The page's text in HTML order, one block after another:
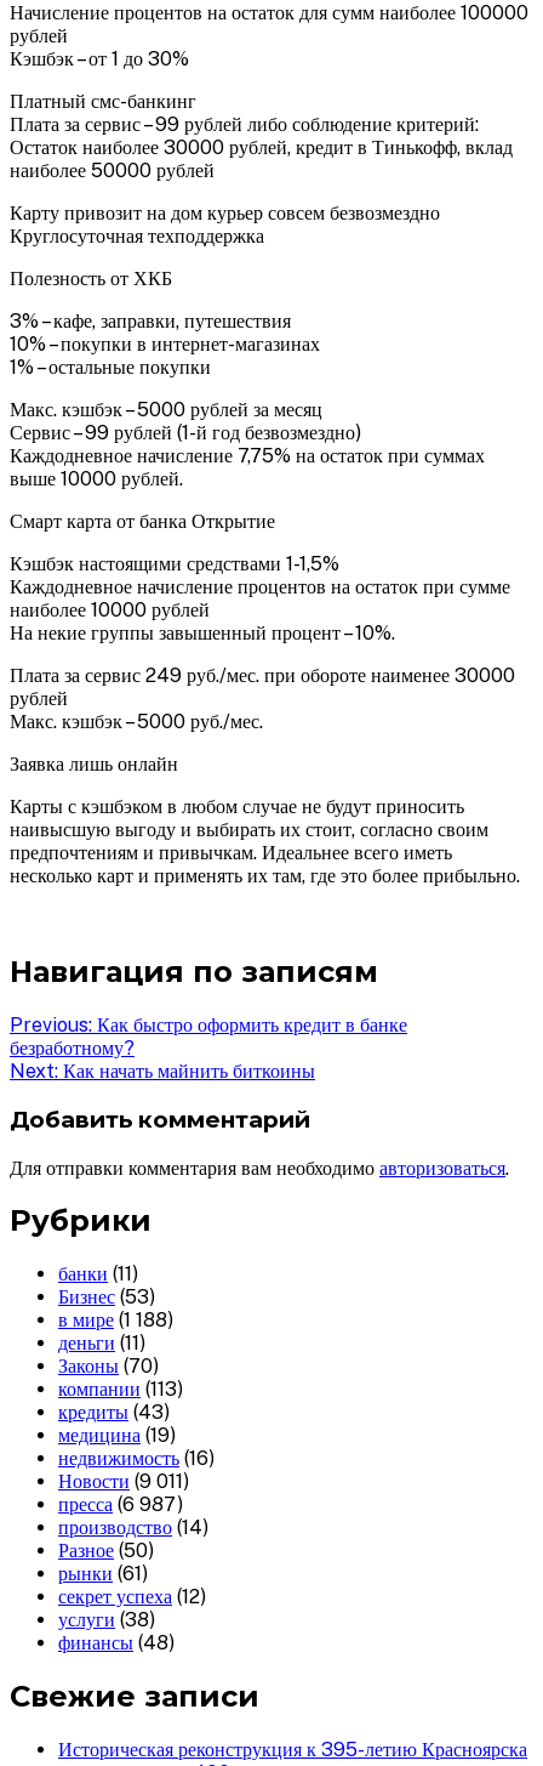
Начисление процентов на остаток для сумм наиболее 100000
рублей
Кэшбэк – от 1 до 30%
Платный смс-банкинг
Плата за сервис – 99 рублей либо соблюдение критерий:
Остаток наиболее 30000 рублей, кредит в Тинькофф, вклад
наиболее 50000 рублей
Карту привозит на дом курьер совсем безвозмездно
Круглосуточная техподдержка
Полезность от ХКБ
3% – кафе, заправки, путешествия
10% – покупки в интернет-магазинах
1% – остальные покупки
Макс. кэшбэк – 5000 рублей за месяц
Сервис – 99 рублей (1-й год безвозмездно)
Каждодневное начисление 7,75% на остаток при суммах
выше 10000 рублей.
Смарт карта от банка Открытие
Кэшбэк настоящими средствами 1-1,5%
Каждодневное начисление процентов на остаток при сумме
наиболее 10000 рублей
На некие группы завышенный процент – 10%.
Плата за сервис 249 руб./мес. при обороте наименее 30000
рублей
Макс. кэшбэк – 5000 руб./мес.
Заявка лишь онлайн
Карты с кэшбэком в любом случае не будут приносить
наивысшую выгоду и выбирать их стоит, согласно своим
предпочтениям и привычкам. Идеальнее всего иметь
несколько карт и применять их там, где это более прибыльно.
Навигация по записям
Previous: Как быстро оформить кредит в банке
безработному?
Next: Как начать майнить биткоины
Добавить комментарий
Для отправки комментария вам необходимо авторизоваться.
Рубрики
банки (11)
Бизнес (53)
в мире (1 188)
деньги (11)
Законы (70)
компании (113)
кредиты (43)
медицина (19)
недвижимость (16)
Новости (9 011)
пресса (6 987)
производство (14)
Разное (50)
рынки (61)
секрет успеха (12)
услуги (38)
финансы (48)
Свежие записи
Историческая реконструкция к 395-летию Красноярска